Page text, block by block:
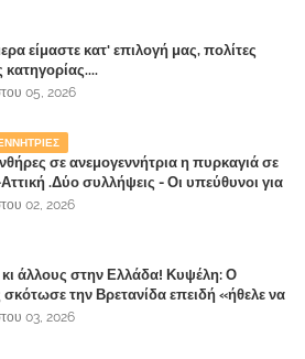
είμαστε κατ' επιλογή μας, πολίτες
κατηγορίας....
05, 2026
σε ανεμογεννήτρια η πυρκαγιά σε
.Δύο συλλήψεις - Οι υπεύθυνοι για
διαχείριση της κατάσβεσης θα
02, 2026
κι άλλους στην Ελλάδα! Κυψέλη: Ο
την Βρετανίδα επειδή «ήθελε να
του χριστιανή»
03, 2026